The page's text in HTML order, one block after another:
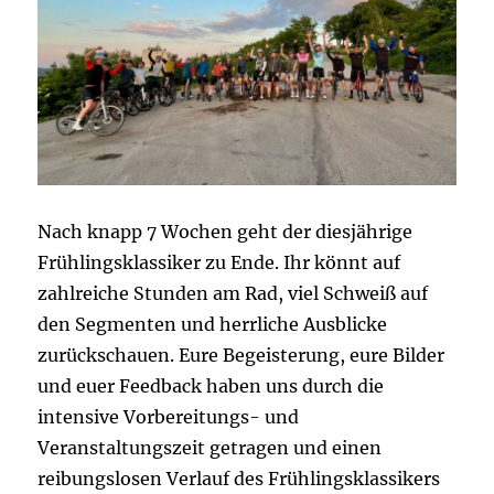
Nach knapp 7 Wochen geht der diesjährige
Frühlingsklassiker zu Ende. Ihr könnt auf
zahlreiche Stunden am Rad, viel Schweiß auf
den Segmenten und herrliche Ausblicke
zurückschauen. Eure Begeisterung, eure Bilder
und euer Feedback haben uns durch die
intensive Vorbereitungs- und
Veranstaltungszeit getragen und einen
reibungslosen Verlauf des Frühlingsklassikers